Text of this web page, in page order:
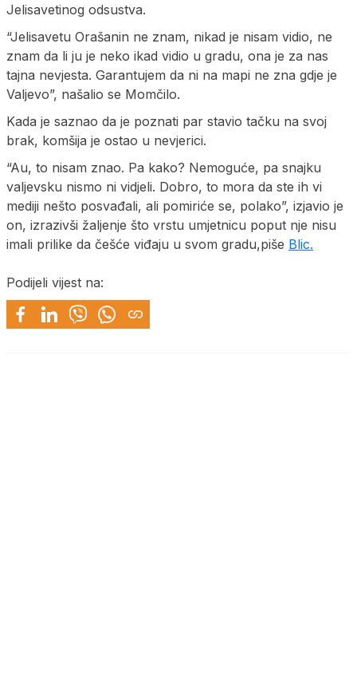
Jelisavetinog odsustva.
“Jelisavetu Orašanin ne znam, nikad je nisam vidio, ne
znam da li ju je neko ikad vidio u gradu, ona je za nas
tajna nevjesta. Garantujem da ni na mapi ne zna gdje je
Valjevo”, našalio se Momčilo.
Kada je saznao da je poznati par stavio tačku na svoj
brak, komšija je ostao u nevjerici.
“Au, to nisam znao. Pa kako? Nemoguće, pa snajku
valjevsku nismo ni vidjeli. Dobro, to mora da ste ih vi
mediji nešto posvađali, ali pomiriće se, polako”, izjavio je
on, izrazivši žaljenje što vrstu umjetnicu poput nje nisu
imali prilike da češće viđaju u svom gradu,piše Blic.
Podijeli vijest na: